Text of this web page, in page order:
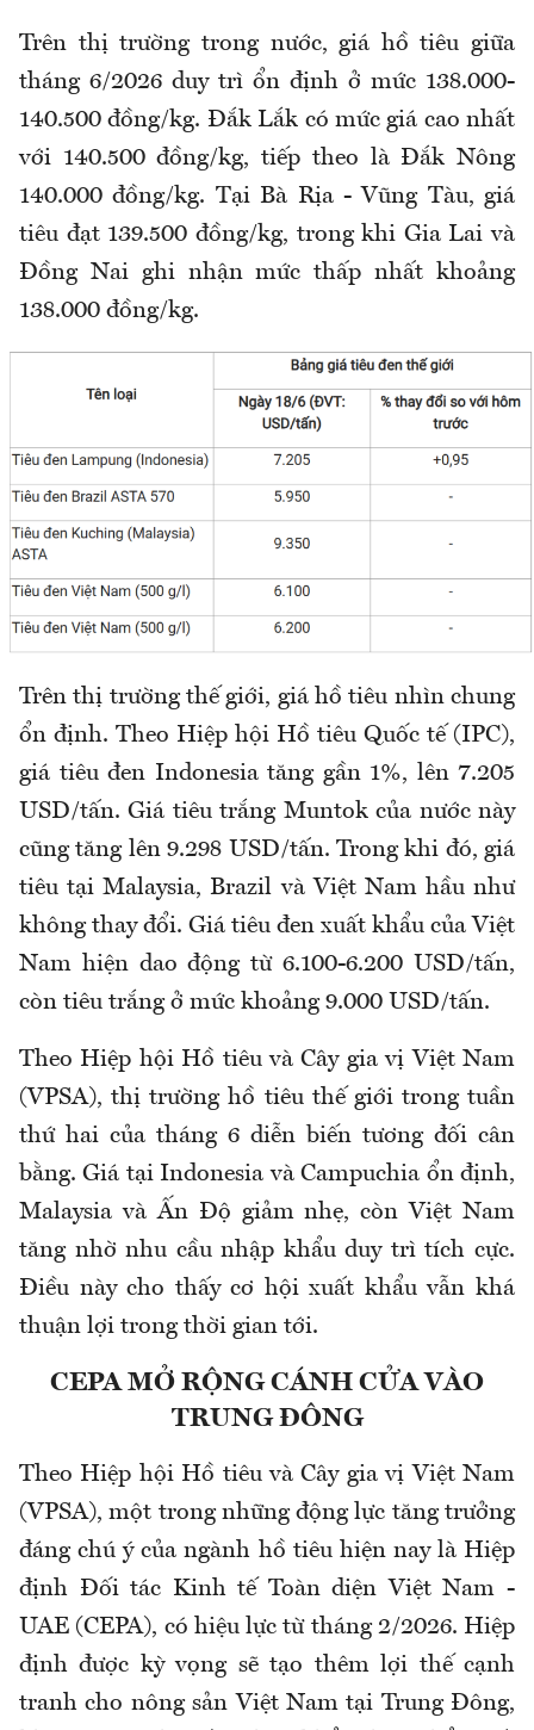
Trên thị trường trong nước, giá hồ tiêu giữa
tháng 6/2026 duy trì ổn định ở mức 138.000-
140.500 đồng/kg. Đắk Lắk có mức giá cao nhất
với 140.500 đồng/kg, tiếp theo là Đắk Nông
140.000 đồng/kg. Tại Bà Rịa - Vũng Tàu, giá
tiêu đạt 139.500 đồng/kg, trong khi Gia Lai và
Đồng Nai ghi nhận mức thấp nhất khoảng
138.000 đồng/kg.
Trên thị trường thế giới, giá hồ tiêu nhìn chung
ổn định. Theo Hiệp hội Hồ tiêu Quốc tế (IPC),
giá tiêu đen Indonesia tăng gần 1%, lên 7.205
USD/tấn. Giá tiêu trắng Muntok của nước này
cũng tăng lên 9.298 USD/tấn. Trong khi đó, giá
tiêu tại Malaysia, Brazil và Việt Nam hầu như
không thay đổi. Giá tiêu đen xuất khẩu của Việt
Nam hiện dao động từ 6.100-6.200 USD/tấn,
còn tiêu trắng ở mức khoảng 9.000 USD/tấn.
Theo Hiệp hội Hồ tiêu và Cây gia vị Việt Nam
(VPSA), thị trường hồ tiêu thế giới trong tuần
thứ hai của tháng 6 diễn biến tương đối cân
bằng. Giá tại Indonesia và Campuchia ổn định,
Malaysia và Ấn Độ giảm nhẹ, còn Việt Nam
tăng nhờ nhu cầu nhập khẩu duy trì tích cực.
Điều này cho thấy cơ hội xuất khẩu vẫn khá
thuận lợi trong thời gian tới.
CEPA MỞ RỘNG CÁNH CỬA VÀO
TRUNG ĐÔNG
Theo Hiệp hội Hồ tiêu và Cây gia vị Việt Nam
(VPSA), một trong những động lực tăng trưởng
đáng chú ý của ngành hồ tiêu hiện nay là Hiệp
định Đối tác Kinh tế Toàn diện Việt Nam -
UAE (CEPA), có hiệu lực từ tháng 2/2026. Hiệp
định được kỳ vọng sẽ tạo thêm lợi thế cạnh
tranh cho nông sản Việt Nam tại Trung Đông,